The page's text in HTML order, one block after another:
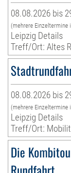
08.08.2026 bis
(mehrere Einzeltermine
Leipzig Details
Treff/Ort: Altes
08.08.2026 bis
(mehrere Einzeltermine
Leipzig Details
Treff/Ort:
Die